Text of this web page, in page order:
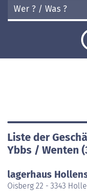
Liste der
Ybbs / Wenten
lagerhaus
Oisberg 22 - 3343